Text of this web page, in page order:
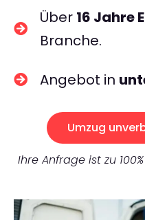
Über 16 Jahre
Branche.
Angebot in
Umzug
Ihre Anfrage ist zu